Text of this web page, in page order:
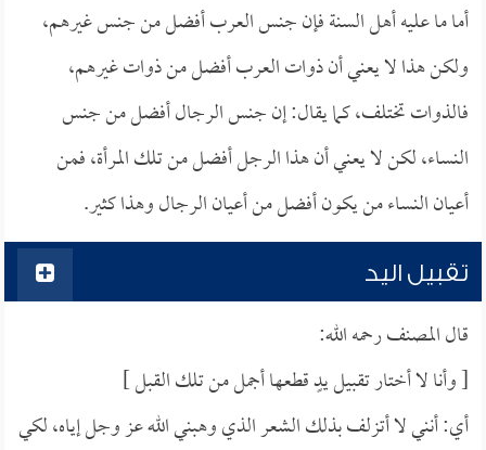
أما ما عليه أهل السنة فإن جنس العرب أفضل من جنس غيرهم،
ولكن هذا لا يعني أن ذوات العرب أفضل من ذوات غيرهم،
فالذوات تختلف، كما يقال: إن جنس الرجال أفضل من جنس
النساء، لكن لا يعني أن هذا الرجل أفضل من تلك المرأة، فمن
أعيان النساء من يكون أفضل من أعيان الرجال وهذا كثير.
تقبيل اليد
قال المصنف رحمه الله:
[ وأنا لا أختار تقبيل يدٍ قطعها أجمل من تلك القبل ]
أي: أنني لا أتزلف بذلك الشعر الذي وهبني الله عز وجل إياه، لكي